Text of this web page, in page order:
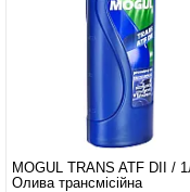
MOGUL TRANS ATF DII /
Олива трансмісійна